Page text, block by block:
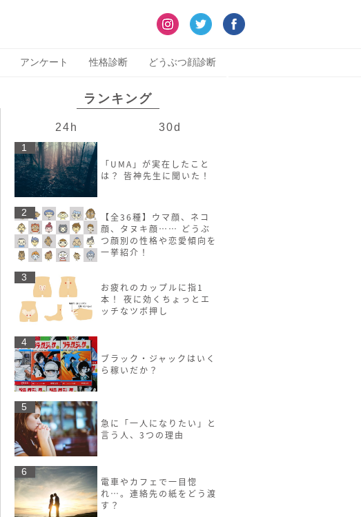
アンケート 性格診断 どうぶつ顔診断
ランキング
24h 30d
1
「UMA」が実在したこと
は？ 皆神先生に聞いた！
2
【全36種】ウマ顔、ネコ
顔、タヌキ顔…… どうぶ
つ顔別の性格や恋愛傾向を
一挙紹介！
3
お疲れのカップルに指1
本！ 夜に効くちょっとエ
ッチなツボ押し
4
ブラック・ジャックはいく
ら稼いだか？
5
急に「一人になりたい」と
言う人、3つの理由
6
電車やカフェで一目惚
れ…。連絡先の紙をどう渡
す？